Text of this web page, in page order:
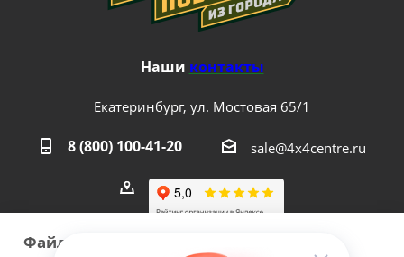
Наши контакты
Екатеринбург, ул. Мостовая 65/1
8 (800) 100-41-20 sale@4x4centre.ru
Файлы cookie